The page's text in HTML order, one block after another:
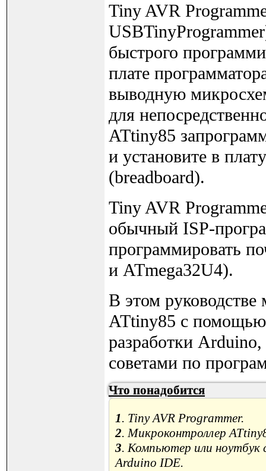
Tiny AVR
быстрого
плате
выводную
для
ATtiny85
и установите в
(breadboard).
Tiny AVR
обычный ISP-
программировать
и ATmega32U4).
В этом
ATtiny85 с
разработки
советами по
Что понадобится
1. Tiny AVR Programmer.
2. Микроконтроллер
3. Компьютер или ноутбук
Arduino IDE.